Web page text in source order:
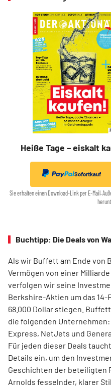
Heiße Tage – eiskalt
Sofortkauf
Sie erhalten einen Download-Link per E-Mail.
Buchtipp: Die Deals von
Als wir Buffett am Ende von
Vermögen von einer
verfolgen wir seine
Berkshire-Aktien um das 14-­
68.000 Dollar stiegen.
die folgenden Unternehmen:
Express, NetJets und
Für jeden dieser Deals
Details ein, um den
Geschichten der beteiligten
Arnolds ­fesselnder, klarer